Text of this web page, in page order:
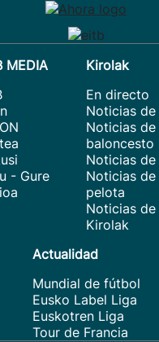
MEDIA
- Gure
Kirolak
En directo
Noticias
Noticias de
baloncesto
Noticias de
Noticias de
pelota
Noticias de
Kirolak
Actualidad
Mundial de fútbol
Eusko Label Liga
Euskotren Liga
Tour de Francia